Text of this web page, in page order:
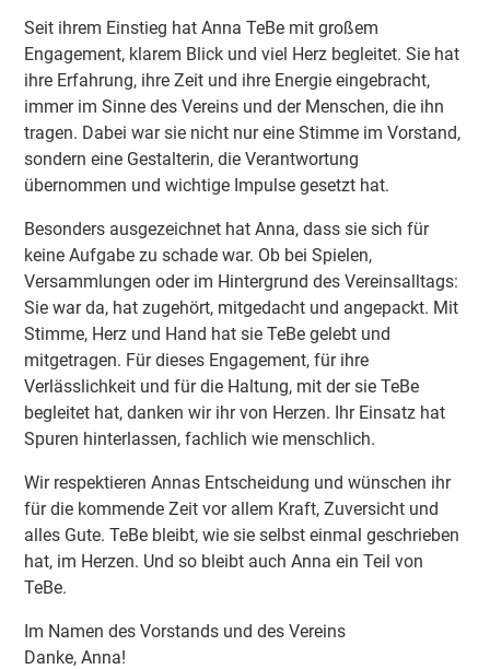
Seit ihrem Einstieg hat Anna TeBe mit großem
Engagement, klarem Blick und viel Herz begleitet. Sie hat
ihre Erfahrung, ihre Zeit und ihre Energie eingebracht,
immer im Sinne des Vereins und der Menschen, die ihn
tragen. Dabei war sie nicht nur eine Stimme im Vorstand,
sondern eine Gestalterin, die Verantwortung
übernommen und wichtige Impulse gesetzt hat.
Besonders ausgezeichnet hat Anna, dass sie sich für
keine Aufgabe zu schade war. Ob bei Spielen,
Versammlungen oder im Hintergrund des Vereinsalltags:
Sie war da, hat zugehört, mitgedacht und angepackt. Mit
Stimme, Herz und Hand hat sie TeBe gelebt und
mitgetragen. Für dieses Engagement, für ihre
Verlässlichkeit und für die Haltung, mit der sie TeBe
begleitet hat, danken wir ihr von Herzen. Ihr Einsatz hat
Spuren hinterlassen, fachlich wie menschlich.
Wir respektieren Annas Entscheidung und wünschen ihr
für die kommende Zeit vor allem Kraft, Zuversicht und
alles Gute. TeBe bleibt, wie sie selbst einmal geschrieben
hat, im Herzen. Und so bleibt auch Anna ein Teil von
TeBe.
Im Namen des Vorstands und des Vereins
Danke, Anna!